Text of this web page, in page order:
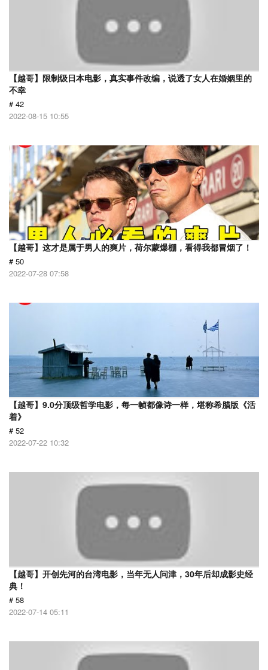
【越哥】限制级日本电影，真实事件改编，说透了女人在婚姻里的
不幸
# 42
2022-08-15 10:55
【越哥】这才是属于男人的爽片，荷尔蒙爆棚，看得我都冒烟了！
# 50
2022-07-28 07:58
【越哥】9.0分顶级哲学电影，每一帧都像诗一样，堪称希腊版《活
着》
# 52
2022-07-22 10:32
【越哥】开创先河的台湾电影，当年无人问津，30年后却成影史经
典！
# 58
2022-07-14 05:11